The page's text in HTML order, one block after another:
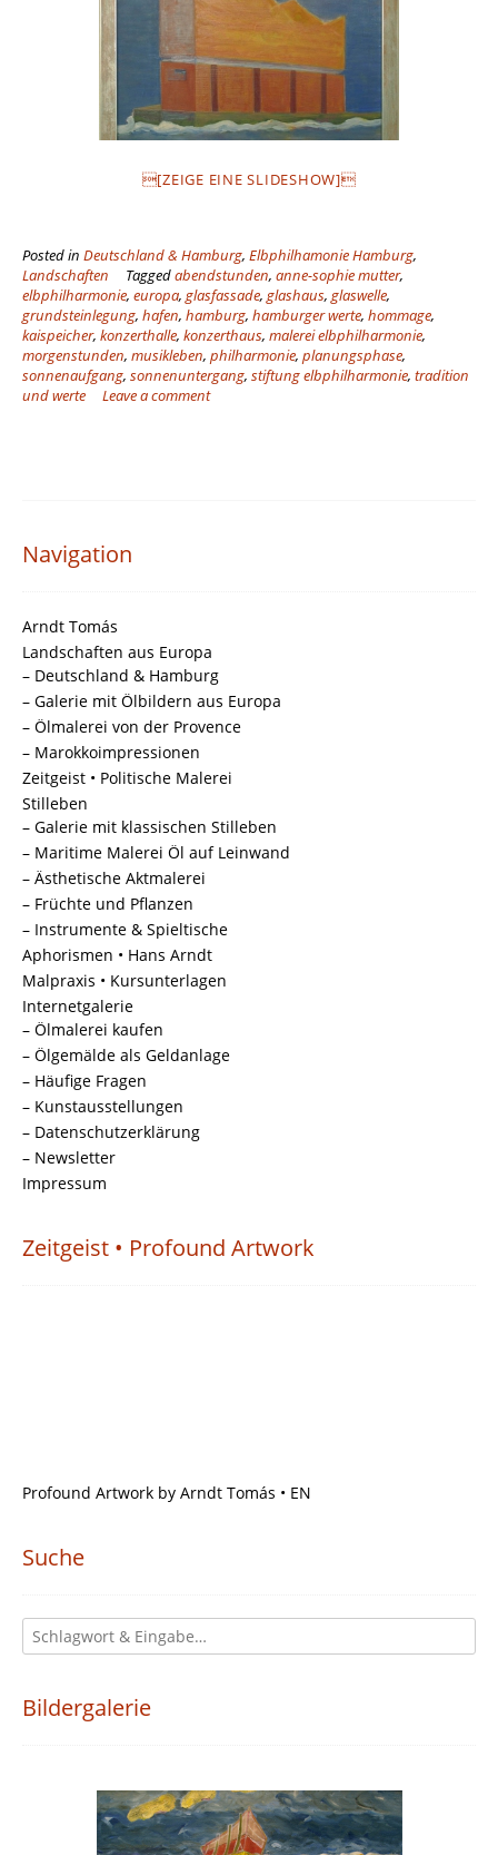
[ZEIGE EINE SLIDESHOW]
Posted in Deutschland & Hamburg, Elbphilhamonie Hamburg,
Landschaften
Taggedabendstunden, anne-sophie mutter,
elbphilharmonie, europa, glasfassade, glashaus, glaswelle,
grundsteinlegung, hafen, hamburg, hamburger werte, hommage,
kaispeicher, konzerthalle, konzerthaus, malerei elbphilharmonie,
morgenstunden, musikleben, philharmonie, planungsphase,
sonnenaufgang, sonnenuntergang, stiftung elbphilharmonie, tradition
und werte
Leave a comment
Navigation
Arndt Tomás
Landschaften aus Europa
– Deutschland & Hamburg
– Galerie mit Ölbildern aus Europa
– Ölmalerei von der Provence
– Marokkoimpressionen
Zeitgeist • Politische Malerei
Stilleben
– Galerie mit klassischen Stilleben
– Maritime Malerei Öl auf Leinwand
– Ästhetische Aktmalerei
– Früchte und Pflanzen
– Instrumente & Spieltische
Aphorismen • Hans Arndt
Malpraxis • Kursunterlagen
Internetgalerie
– Ölmalerei kaufen
– Ölgemälde als Geldanlage
– Häufige Fragen
– Kunstausstellungen
– Datenschutzerklärung
– Newsletter
Impressum
Zeitgeist • Profound Artwork
Profound Artwork by Arndt Tomás • EN
Suche
Bildergalerie